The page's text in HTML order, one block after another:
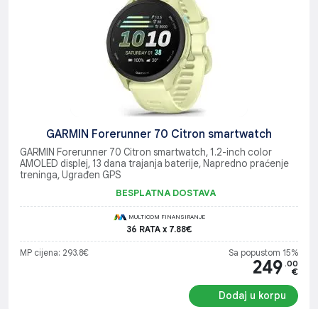
GARMIN Forerunner 70 Citron smartwatch
GARMIN Forerunner 70 Citron smartwatch, 1.2-inch color
AMOLED displej, 13 dana trajanja baterije, Napredno praćenje
treninga, Ugrađen GPS
BESPLATNA DOSTAVA
MULTICOM FINANSIRANJE
36 RATA x 7.88€
MP cijena: 293.8€ Sa popustom 15%
249 .00
€
Dodaj u korpu